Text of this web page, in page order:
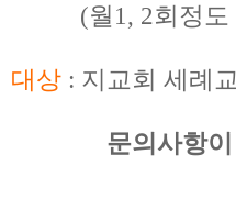
(월1, 2회정
대상: 지교회 세례
문의사항